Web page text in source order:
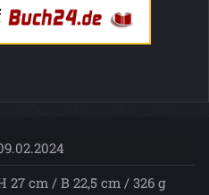
27 cm / B 22,5 cm / 326 g